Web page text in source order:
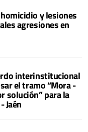
y lesiones
agresiones en
interinstitucional
el tramo “Mora -
solución” para la
Jaén